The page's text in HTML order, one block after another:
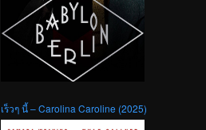
เร็วๆ นี้ – Carolina Caroline (2025)